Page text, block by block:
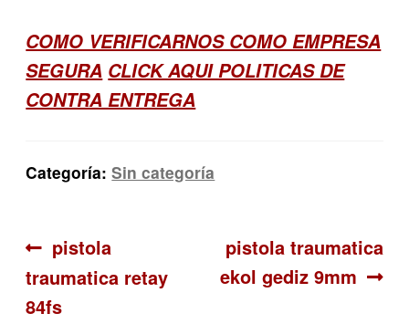
COMO VERIFICARNOS COMO EMPRESA
SEGURA CLICK AQUI POLITICAS DE
CONTRA ENTREGA
Categoría:Sin categoría
Navegación
de
Anterior:
pistola
traumatica retay
84fs
Siguiente:
pistola traumatica
ekol gediz 9mm